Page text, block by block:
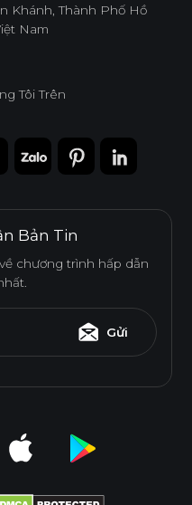
Khánh, Thành Phố Hồ
Nam
Tôi Trên
Bản Tin
chương trình hấp dẫn
Gửi